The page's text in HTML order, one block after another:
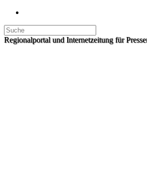
Regionalportal und Internetzeitung für